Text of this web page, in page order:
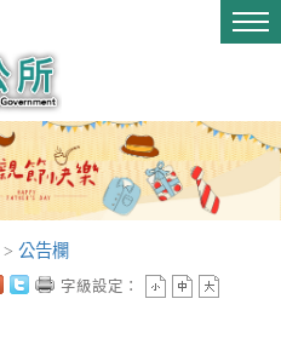
> 公告欄
字級設定：